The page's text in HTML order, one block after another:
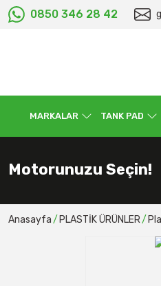
0850 346 28 42
MARKALAR TANK PAD
Motorunuzu Seçin!
Anasayfa PLASTİK ÜRÜNLER